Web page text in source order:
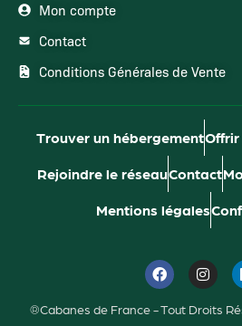
Mon compte
Contact
Conditions Générales de Vente
Trouver un hébergement
Rejoindre le réseauContact
Mentions légales
®Cabanes de France - Tout Droits